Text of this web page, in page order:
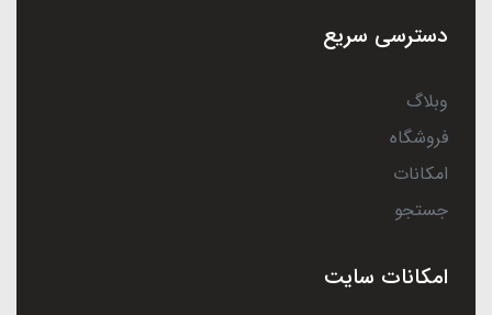
دسترسی سریع
وبلاگ
فروشگاه
امکانات
جستجو
امکانات سایت